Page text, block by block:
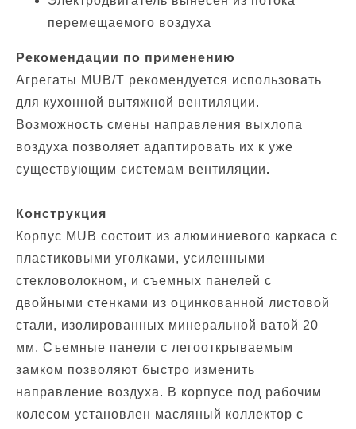
перемещаемого воздуха
Рекомендации по применению
Агрегаты MUB/T рекомендуется использовать
для кухонной вытяжной вентиляции.
Возможность смены направления выхлопа
воздуха позволяет адаптировать их к уже
существующим системам вентиляции.
Конструкция
Корпус MUB состоит из алюминиевого каркаса с
пластиковыми уголками, усиленными
стекловолокном, и съемных панелей с
двойными стенками из оцинкованной листовой
стали, изолированных минеральной ватой 20
мм. Съемные панели с легооткрываемым
замком позволяют быстро изменить
направление воздуха. В корпусе под рабочим
колесом установлен масляный коллектор с